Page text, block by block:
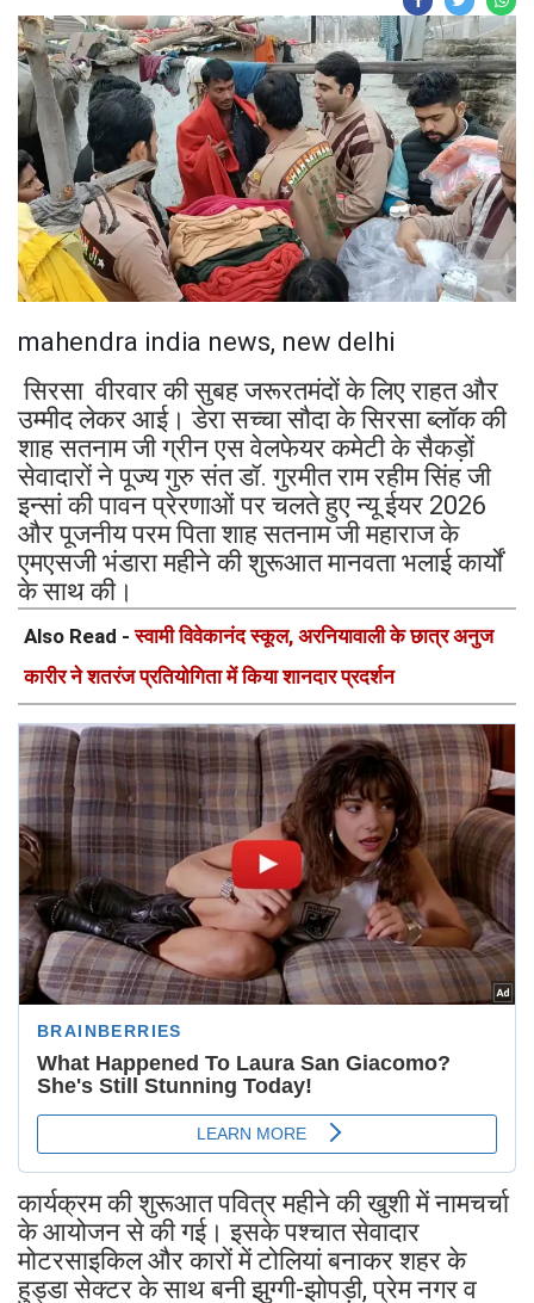
mahendra india news, new delhi
सिरसा वीरवार की सुबह जरूरतमंदों के लिए राहत और
उम्मीद लेकर आई। डेरा सच्चा सौदा के सिरसा ब्लॉक की
शाह सतनाम जी ग्रीन एस वेलफेयर कमेटी के सैकड़ों
सेवादारों ने पूज्य गुरु संत डॉ. गुरमीत राम रहीम सिंह जी
इन्सां की पावन प्रेरणाओं पर चलते हुए न्यू ईयर 2026
और पूजनीय परम पिता शाह सतनाम जी महाराज के
एमएसजी भंडारा महीने की शुरूआत मानवता भलाई कार्यों
के साथ की।
Also Read -स्वामी विवेकानंद स्कूल, अरनियावाली के छात्र अनुज
कारीर ने शतरंज प्रतियोगिता में किया शानदार प्रदर्शन
कार्यक्रम की शुरूआत पवित्र महीने की खुशी में नामचर्चा
के आयोजन से की गई। इसके पश्चात सेवादार
मोटरसाइकिल और कारों में टोलियां बनाकर शहर के
हुड्डा सेक्टर के साथ बनी झुग्गी-झोपड़ी, प्रेम नगर व